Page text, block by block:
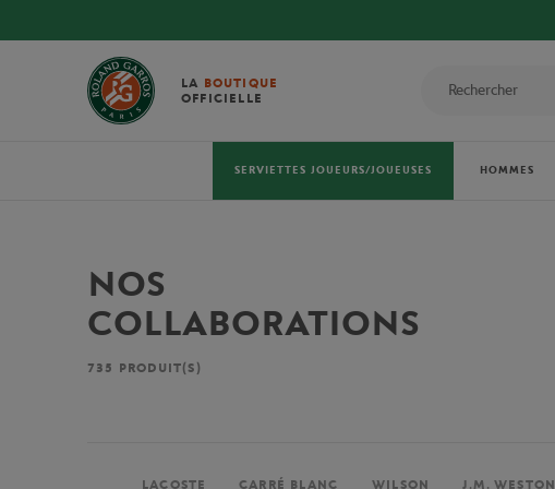
LA BOUTIQUE
OFFICIELLE
SERVIETTES JOUEURS/JOUEUSES HOMMES
NOS
COLLABORATIONS
735 PRODUIT(S)
LACOSTE CARRÉ BLANC WILSON J.M. WESTON